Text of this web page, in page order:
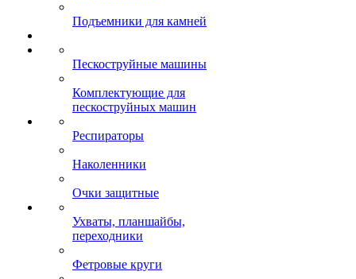
Подъемники для камней
Пескоструйные машины
Комплектующие для
пескоструйных машин
Респираторы
Наколенники
Очки защитные
Ухваты, планшайбы,
переходники
Фетровые круги